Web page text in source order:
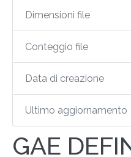
Dimensioni file
Conteggio file
Data di creazione
Ultimo aggiornamento
GAE